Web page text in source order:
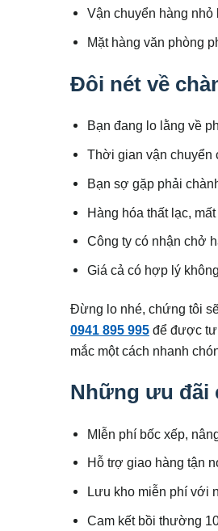
Vận chuyển hàng
Mặt hàng văn phòng
Đôi nét về
Bạn đang lo lằng về
Thời gian vận chuyển
Bạn sợ gặp phải
Hàng hóa thất lạc,
Công ty có nhận chở
Giá cả có hợp lý
Đừng lo nhé, chứng tôi
0941 895 995 để được tư
mắc một cách nhanh
Những ưu đãi
MIễn phí bốc xếp,
Hỗ trợ giao hàng tận
Lưu kho miễn phí với
Cam kết bồi thường